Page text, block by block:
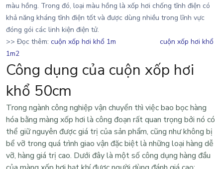
màu hồng. Trong đó, loại màu hồng là xốp hơi chống tĩnh điện có
khả năng kháng tĩnh điện tốt và được dùng nhiều trong lĩnh vực
đóng gói các linh kiện điện tử.
>> Đọc thêm: cuộn xốp hơi khổ 1m
cuộn xốp hơi khổ
1m2
Công dụng của cuộn xốp hơi
khổ 50cm
Trong ngành công nghiệp vận chuyển thì việc bao bọc hàng
hóa bằng màng xốp hơi là công đoạn rất quan trọng bởi nó có
thể giữ nguyên được giá trị của sản phẩm, cũng như không bị
bể vỡ trong quá trình giao vận đặc biệt là những loại hàng dễ
vỡ, hàng giá trị cao. Dưới đây là một số công dụng hàng đầu